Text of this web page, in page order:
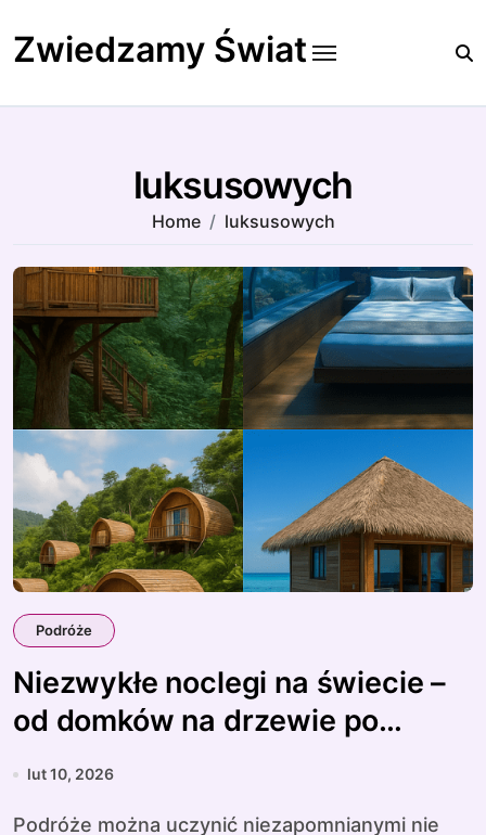
to
content
Zwiedzamy Świat
luksusowych
Home luksusowych
Podróże
Niezwykłe noclegi na świecie –
od domków na drzewie po
podwodne hotele
lut 10, 2026
Podróże można uczynić niezapomnianymi nie